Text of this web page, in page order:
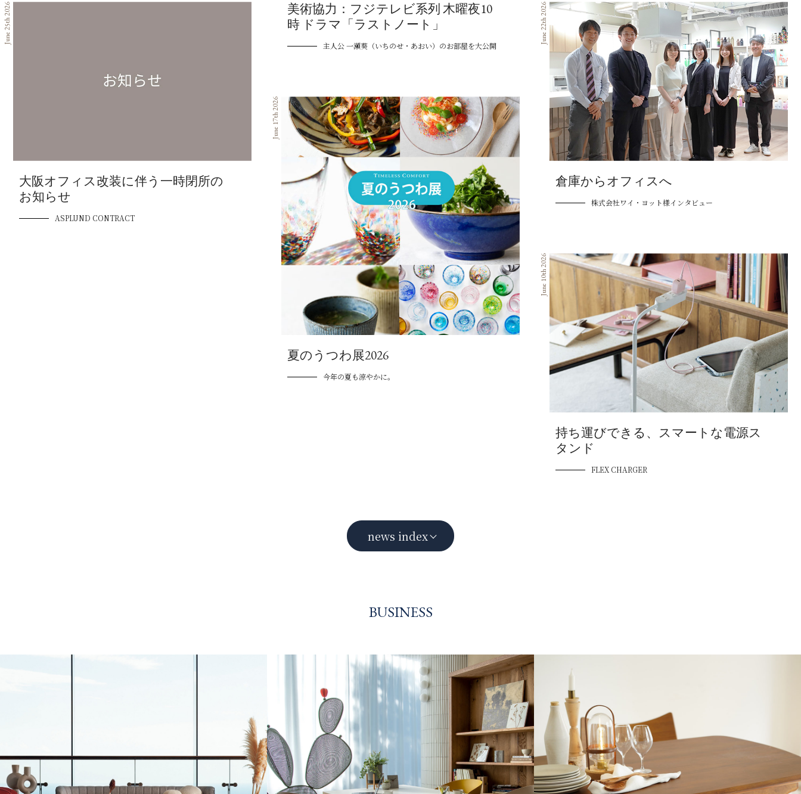
美術協力：フジテレビ系列 木曜夜10
時 ドラマ「ラストノート」
主人公 一瀬葵（いちのせ・あおい）のお部屋を大公開
June 25th 2026
大阪オフィス改装に伴う一時閉所の
お知らせ
ASPLUND CONTRACT
June 22th 2026
倉庫からオフィスへ
株式会社ワイ・ヨット様インタビュー
June 17th 2026
夏のうつわ展2026
今年の夏も涼やかに。
June 10th 2026
持ち運びできる、スマートな電源ス
タンド
FLEX CHARGER
news index
BUSINESS